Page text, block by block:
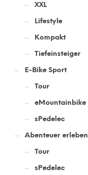
XXL
Lifestyle
Kompakt
Tiefeinsteiger
E-Bike Sport
Tour
eMountainbike
sPedelec
Abenteuer erleben
Tour
sPedelec